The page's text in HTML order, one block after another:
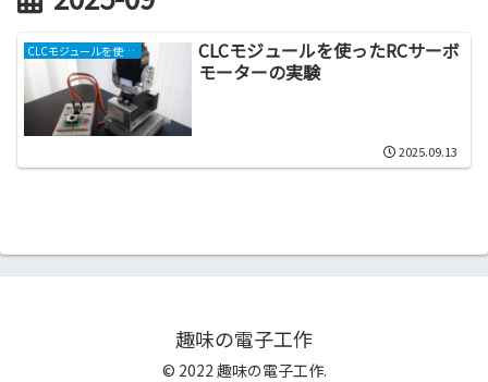
CLCモジュールを使ったRCサーボモーターの実験
CLCモジュールを使ったRCサーボ
モーターの実験
2025.09.13
趣味の電子工作
© 2022 趣味の電子工作.